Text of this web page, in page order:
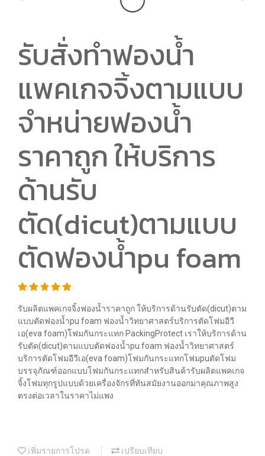
รับสั่งทำฟองน้ำ
แพคเกจจิ้งตามแบบ
จำหน่ายฟองน้ำ
ราคาถูก ให้บริการ
ด้านรับ
ตัด(dicut)ตามแบบ
ตัดฟองน้ำpu foam
รับผลิตแพคเกจจิ้งฟองน้ำราคาถูก ให้บริการด้านรับตัด(dicut)ตาม
แบบตัดฟองน้ำpu foam ฟองน้ำวิทยาศาสตร์บริการตัดโฟมอีวี
เอ(eva foam)โฟมกันกระแทก PackingProtect เราให้บริการด้าน
รับตัด(dicut)ตามแบบตัดฟองน้ำpu foam ฟองน้ำวิทยาศาสตร์
บริการตัดโฟมอีวีเอ(eva foam)โฟมกันกระแทกโฟมpuตัดโฟม
บรรจุภัณฑ์ออกแบบโฟมกันกระแทกสำหรับสินค้ารับผลิตแพคเกจ
จิ้งโฟมทุกรูปแบบด้วยเครื่องจักรที่ทันสมัยงานออกมาคุณภาพสูง
ตรงต่อเวลาในราคาไม่แพง
เพิ่มรายการโปรด เปรียบเทียบ